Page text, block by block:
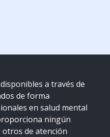
a través de
de forma
en salud mental
ningún
otros de atención